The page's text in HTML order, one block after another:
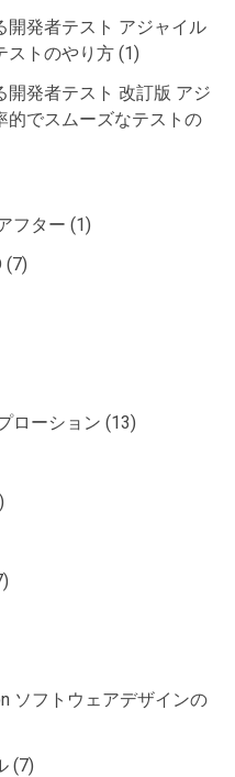
開発者テスト アジャイル
ストのやり方 (1)
開発者テスト 改訂版 アジ
的でスムーズなテストの
フター (1)
(7)
ローション (13)
ソフトウェアデザインの
(7)